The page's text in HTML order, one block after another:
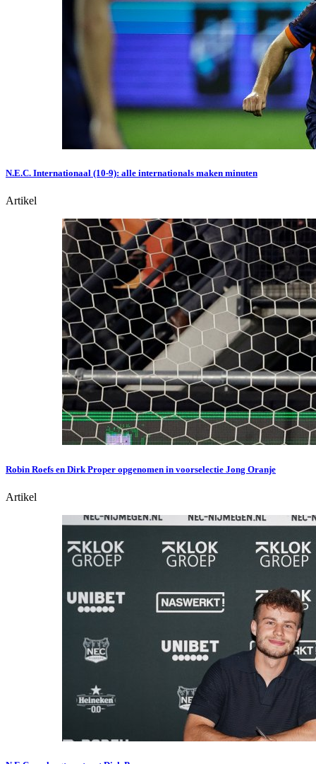
N.E.C. Internationaal (10-9): alle internationals maken minuten
Artikel
Robin Roefs en Dirk Proper opgenomen in voorselectie Jong Oranje
Artikel